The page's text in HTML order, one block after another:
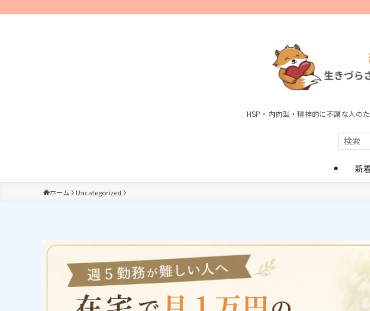
HSP・内向型・精神的に不調な人の
新
ホーム Uncategorized